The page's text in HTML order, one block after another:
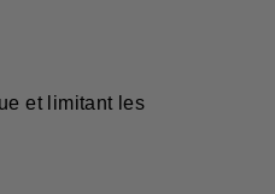
et limitant les